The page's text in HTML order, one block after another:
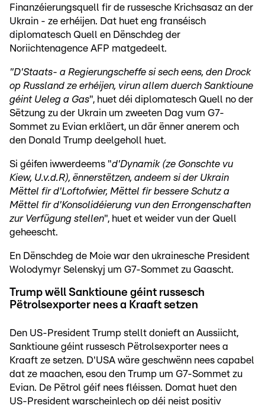
Finanzéierungsquell fir de russesche Krichsasaz an der
Ukrain - ze erhéijen. Dat huet eng franséisch
diplomatesch Quell en Dënschdeg der
Noriichtenagence AFP matgedeelt.
"D'Staats- a Regierungscheffe si sech eens, den Drock
op Russland ze erhéijen, virun allem duerch Sanktioune
géint Ueleg a Gas", huet déi diplomatesch Quell no der
Sëtzung zu der Ukrain um zweeten Dag vum G7-
Sommet zu Evian erkläert, un där ënner anerem och
den Donald Trump deelgeholl huet.
Si géifen iwwerdeems "d'Dynamik (ze Gonschte vu
Kiew, U.v.d.R), ënnerstëtzen, andeem si der Ukrain
Mëttel fir d'Loftofwier, Mëttel fir bessere Schutz a
Mëttel fir d'Konsolidéierung vun den Errongenschaften
zur Verfügung stellen", huet et weider vun der Quell
geheescht.
En Dënschdeg de Moie war den ukrainesche President
Wolodymyr Selenskyj um G7-Sommet zu Gaascht.
Trump wëll Sanktioune géint russesch
Pëtrolsexporter nees a Kraaft setzen
Den US-President Trump stellt donieft an Aussiicht,
Sanktioune géint russesch Pëtrolsexporter nees a
Kraaft ze setzen. D'USA wäre geschwënn nees capabel
dat ze maachen, esou den Trump um G7-Sommet zu
Evian. De Pëtrol géif nees fléissen. Domat huet den
US-President warscheinlech op déi neist positiv